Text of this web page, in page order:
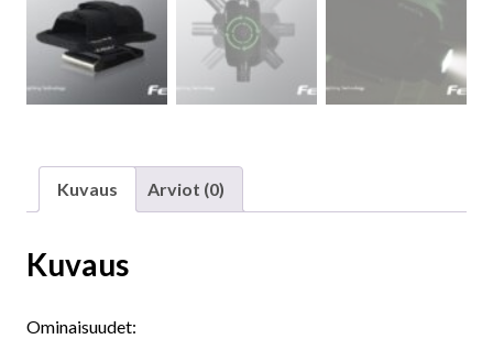
Kuvaus Arviot (0)
Kuvaus
Ominaisuudet: